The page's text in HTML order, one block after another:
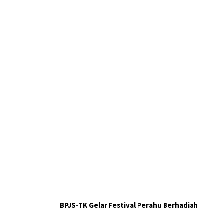
BPJS-TK Gelar Festival Perahu Berhadiah